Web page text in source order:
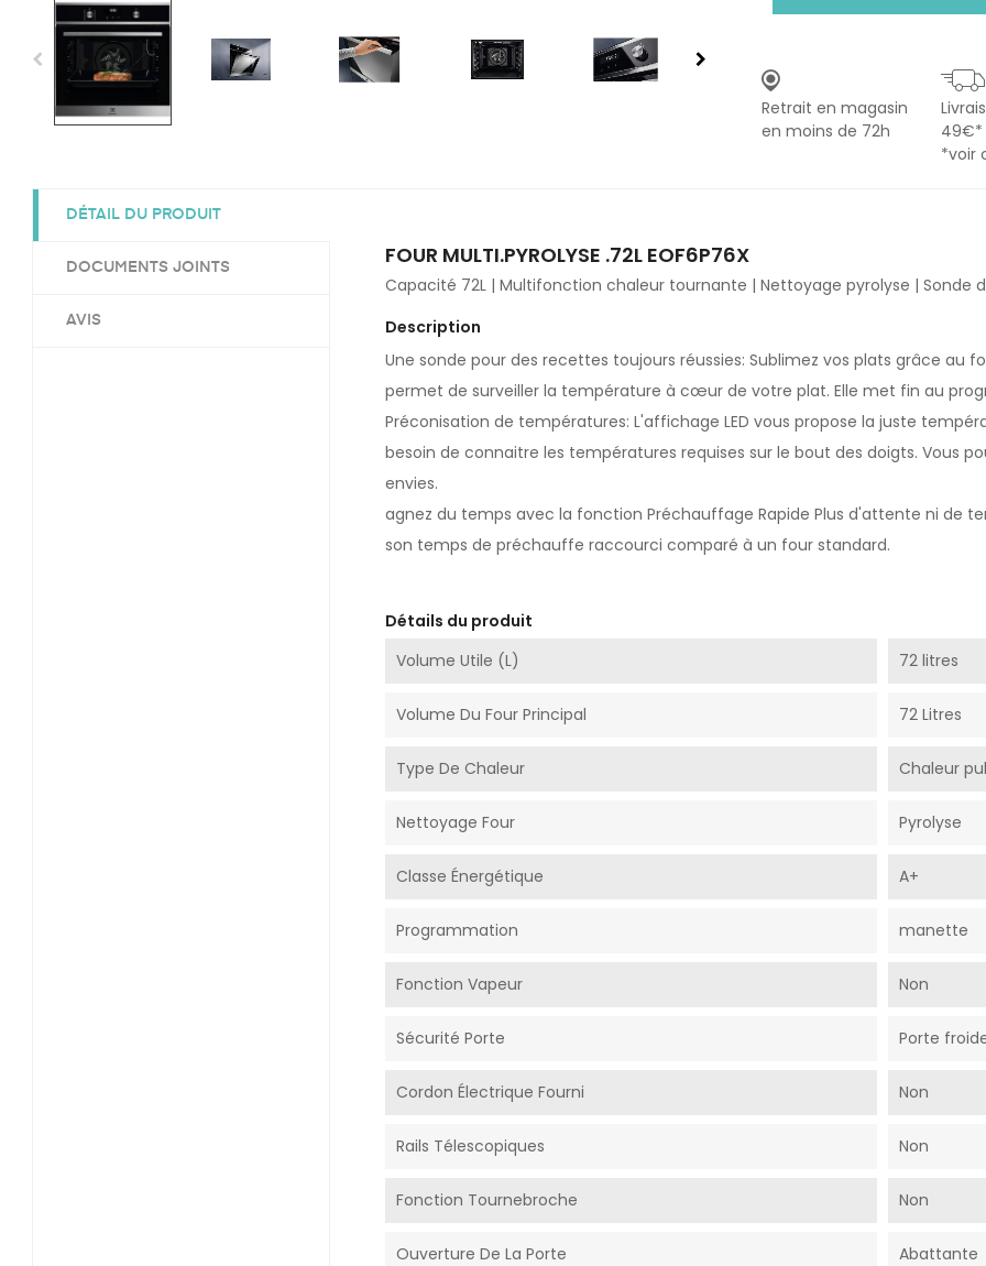
Retrait en magasin
en moins de 72h
49€*
*voir
DÉTAIL DU PRODUIT
DOCUMENTS JOINTS
AVIS
FOUR MULTI.PYROLYSE .72L EOF6P76X
Capacité 72L | Multifonction chaleur tournante | Nettoyage pyrolyse | Sonde
Description
Une sonde pour des recettes toujours réussies: Sublimez vos plats grâce au
permet de surveiller la température à cœur de votre plat. Elle met fin au
Préconisation de températures: L'affichage LED vous propose la juste
besoin de connaitre les températures requises sur le bout des doigts. Vous
envies.
agnez du temps avec la fonction Préchauffage Rapide Plus d'attente ni de
son temps de préchauffe raccourci comparé à un four standard.
Détails du produit
Volume Utile (L)
72 litres
Volume Du Four Principal 72 Litres
Type De Chaleur Chaleur
Nettoyage Four Pyrolyse
Classe Énergétique A+
Programmation manette
Fonction Vapeur Non
Sécurité Porte Porte
Cordon Électrique Fourni Non
Rails Télescopiques Non
Fonction Tournebroche Non
Ouverture De La Porte Abattante